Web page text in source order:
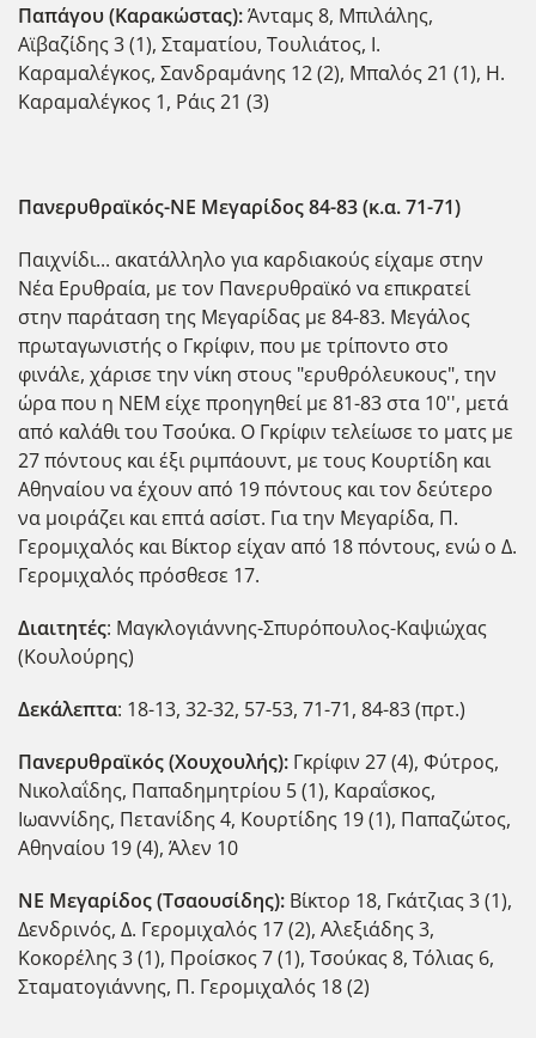
Παπάγου (Καρακώστας):Άνταμς 8, Μπιλάλης,
Αϊβαζίδης 3 (1), Σταματίου, Τουλιάτος, Ι.
Καραμαλέγκος, Σανδραμάνης 12 (2), Μπαλός 21 (1), Η.
Καραμαλέγκος 1, Ράις 21 (3)
Πανερυθραϊκός-ΝΕ Μεγαρίδος 84-83 (κ.α. 71-71)
Παιχνίδι... ακατάλληλο για καρδιακούς είχαμε στην
Νέα Ερυθραία, με τον Πανερυθραϊκό να επικρατεί
στην παράταση της Μεγαρίδας με 84-83. Μεγάλος
πρωταγωνιστής ο Γκρίφιν, που με τρίποντο στο
φινάλε, χάρισε την νίκη στους "ερυθρόλευκους", την
ώρα που η ΝΕΜ είχε προηγηθεί με 81-83 στα 10'', μετά
από καλάθι του Τσο΄ύκα. Ο Γκρίφιν τελείωσε το ματς με
27 πόντους και έξι ριμπάουντ, με τους Κουρτίδη και
Αθηναίου να έχουν από 19 πόντους και τον δεύτερο
να μοιράζει και επτά ασίστ. Για την Μεγαρίδα, Π.
Γερομιχαλός και Βίκτορ είχαν από 18 πόντους, ενώ ο Δ.
Γερομιχαλός πρόσθεσε 17.
Διαιτητές: Μαγκλογιάννης-Σπυρόπουλος-Καψιώχας
(Κουλούρης)
Δεκάλεπτα: 18-13, 32-32, 57-53, 71-71, 84-83 (πρτ.)
Πανερυθραϊκός (Χουχουλής): Γκρίφιν 27 (4), Φύτρος,
Νικολαΐδης, Παπαδημητρίου 5 (1), Καραΐσκος,
Ιωαννίδης, Πετανίδης 4, Κουρτίδης 19 (1), Παπαζώτος,
Αθηναίου 19 (4), Άλεν 10
ΝΕ Μεγαρίδος (Τσαουσίδης): Βίκτορ 18, Γκάτζιας 3 (1),
Δενδρινός, Δ. Γερομιχαλός 17 (2), Αλεξιάδης 3,
Κοκορέλης 3 (1), Προίσκος 7 (1), Τσούκας 8, Τόλιας 6,
Σταματογιάννης, Π. Γερομιχαλός 18 (2)